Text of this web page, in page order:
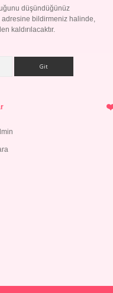
düşündüğünüz
adresine bildirmeniz halinde,
kaldırılacaktır.